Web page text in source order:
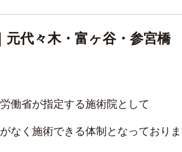
元代々木・富ヶ谷・参宮橋
働省が指定する施術院として
なく施術できる体制となっておりま